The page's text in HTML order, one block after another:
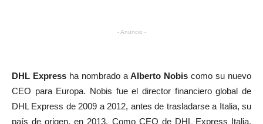
- Anuncio -
DHL Expressha nombrado aAlberto Nobis como su nuevo
CEO para Europa. Nobis fue el director financiero global de
DHL Express de 2009 a 2012, antes de trasladarse a Italia, su
país de origen, en 2013. Como CEO de DHL Express Italia,